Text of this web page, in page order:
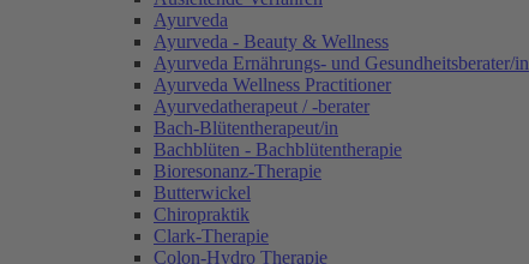
Ayurveda
Ayurveda - Beauty & Wellness
Ayurveda Ernährungs- und Gesundheitsberater/in
Ayurveda Wellness Practitioner
Ayurvedatherapeut / -berater
Bach-Blütentherapeut/in
Bachblüten - Bachblütentherapie
Bioresonanz-Therapie
Butterwickel
Chiropraktik
Clark-Therapie
Colon-Hydro Therapie